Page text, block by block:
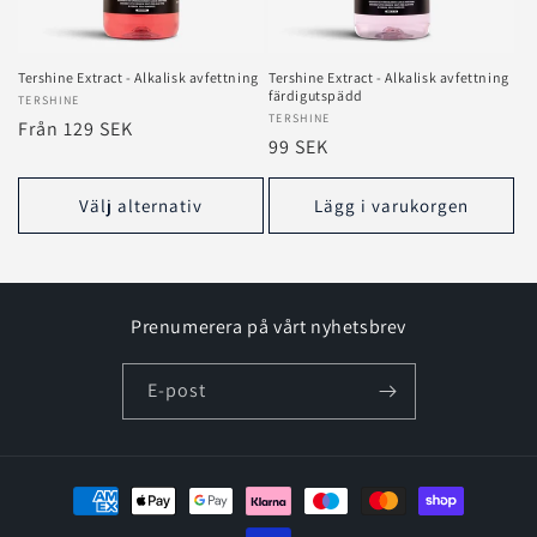
r
i
e
Tershine Extract - Alkalisk avfettning
Säljare:
TERSHINE
Ordinarie
Från 129 SEK
Välj alternativ
Tershine Extract - Alkalisk avfettning
färdigutspädd
Säljare:
TERSHINE
Ordinarie
pris
99 SEK
Lägg i varukorgen
Prenumerera på vårt nyhetsbrev
E-post
Betalningsmetoder